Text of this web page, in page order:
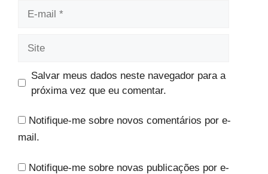
Salvar meus dados neste navegador para a
próxima vez que eu comentar.
Notifique-me sobre novos comentários por e-
mail.
Notifique-me sobre novas publicações por e-